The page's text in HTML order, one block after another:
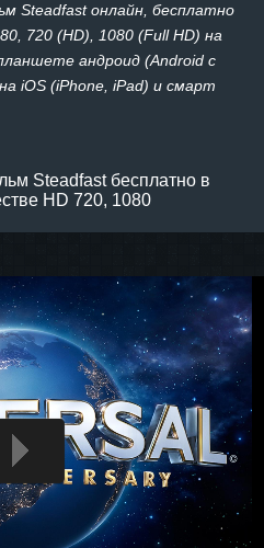
Steadfast онлайн, бесплатно
720 (HD), 1080 (Full HD) на
андроид (Android с
iOS (iPhone, iPad) и смарт
Steadfast бесплатно в
HD 720, 1080